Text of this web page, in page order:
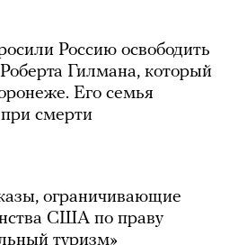
Россию освободить
Гилмана, который
Его семья
при смерти
ограничивающие
США по праву
туризм»